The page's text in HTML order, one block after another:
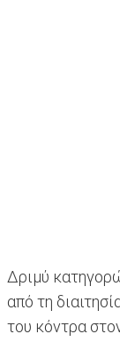
Δριμύ
από τη
του κόντρα